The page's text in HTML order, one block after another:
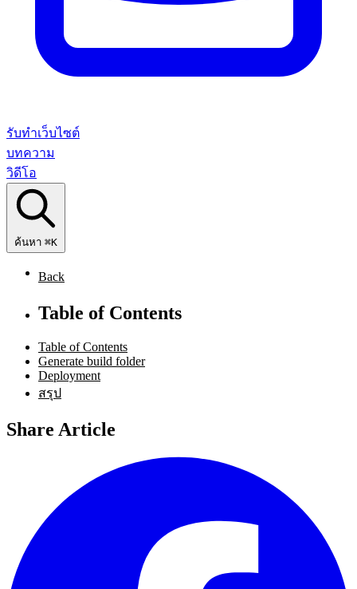
รับทำเว็บไซต์
บทความ
วิดีโอ
ค้นหา ⌘K
Back
Table of Contents
Table of Contents
Generate build folder
Deployment
สรุป
Share Article